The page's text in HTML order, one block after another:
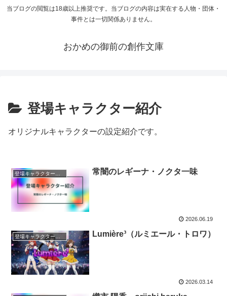
当ブログの閲覧は18歳以上推奨です。当ブログの内容は実在する人物・団体・
事件とは一切関係ありません。
おかめの御前の創作文庫
登場キャラクター紹介
オリジナルキャラクターの設定紹介です。
常闇のレギーナ・ノクタ一味
2026.06.19
登場キャラクター紹介 Lumière³（ルミエール・トロワ）
2026.03.14